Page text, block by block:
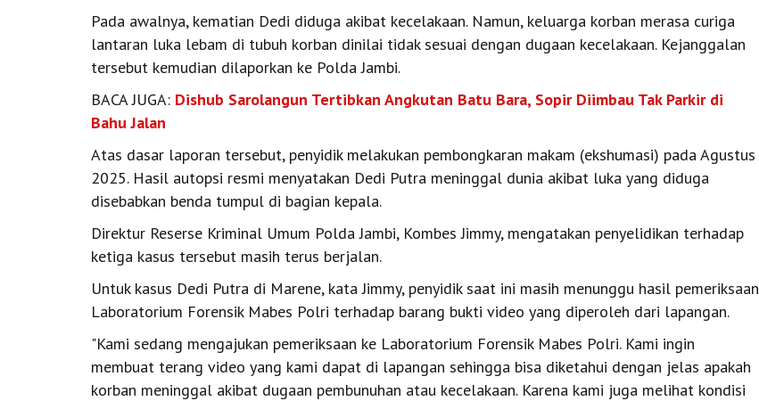
Pada awalnya, kematian Dedi diduga akibat kecelakaan. Namun, keluarga korban merasa curiga
lantaran luka lebam di tubuh korban dinilai tidak sesuai dengan dugaan kecelakaan. Kejanggalan
tersebut kemudian dilaporkan ke Polda Jambi.
BACA JUGA: Dishub Sarolangun Tertibkan Angkutan Batu Bara, Sopir Diimbau Tak Parkir di
Bahu Jalan
Atas dasar laporan tersebut, penyidik melakukan pembongkaran makam (ekshumasi) pada Agustus
2025. Hasil autopsi resmi menyatakan Dedi Putra meninggal dunia akibat luka yang diduga
disebabkan benda tumpul di bagian kepala.
Direktur Reserse Kriminal Umum Polda Jambi, Kombes Jimmy, mengatakan penyelidikan terhadap
ketiga kasus tersebut masih terus berjalan.
Untuk kasus Dedi Putra di Marene, kata Jimmy, penyidik saat ini masih menunggu hasil pemeriksaan
Laboratorium Forensik Mabes Polri terhadap barang bukti video yang diperoleh dari lapangan.
"Kami sedang mengajukan pemeriksaan ke Laboratorium Forensik Mabes Polri. Kami ingin
membuat terang video yang kami dapat di lapangan sehingga bisa diketahui dengan jelas apakah
korban meninggal akibat dugaan pembunuhan atau kecelakaan. Karena kami juga melihat kondisi